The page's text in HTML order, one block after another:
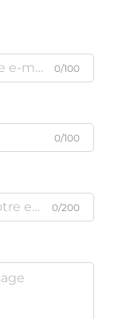
0/100
0/100
0/200